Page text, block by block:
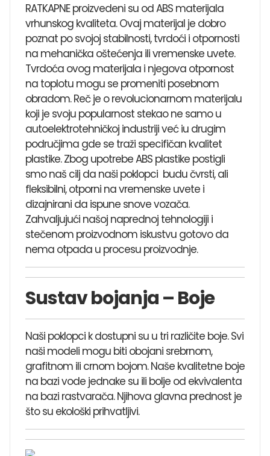
RATKAPNE proizvedeni su od ABS materijala
vrhunskog kvaliteta. Ovaj materijal je dobro
poznat po svojoj stabilnosti, tvrdoći i otpornosti
na mehanička oštećenja ili vremenske uvete.
Tvrdoća ovog materijala i njegova otpornost
na toplotu mogu se promeniti posebnom
obradom. Reč je o revolucionarnom materijalu
koji je svoju popularnost stekao ne samo u
autoelektrotehničkoj industriji već iu drugim
područjima gde se traži specifičan kvalitet
plastike. Zbog upotrebe ABS plastike postigli
smo naš cilj da naši poklopci budu čvrsti, ali
fleksibilni, otporni na vremenske uvete i
dizajnirani da ispune snove vozača.
Zahvaljujući našoj naprednoj tehnologiji i
stečenom proizvodnom iskustvu gotovo da
nema otpada u procesu proizvodnje.
Sustav bojanja – Boje
Naši poklopci k dostupni su u tri različite boje. Svi
naši modeli mogu biti obojani srebrnom,
grafitnom ili crnom bojom. Naše kvalitetne boje
na bazi vode jednake su ili bolje od ekvivalenta
na bazi rastvarača. Njihova glavna prednost je
što su ekološki prihvatljivi.